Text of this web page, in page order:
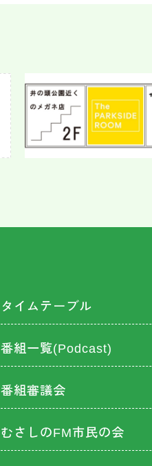
タイムテーブル
番組一覧(Podcast)
番組審議会
むさしのFM市民の会